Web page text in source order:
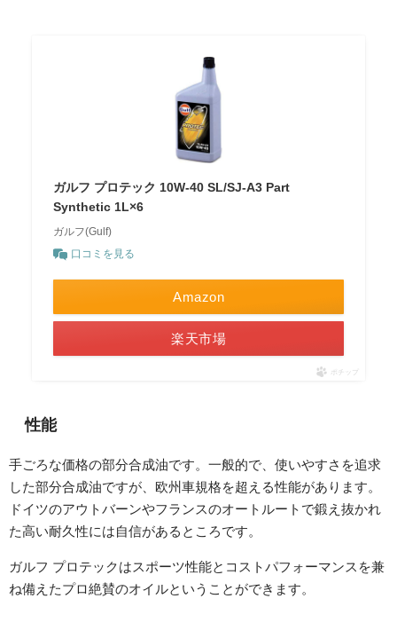
ガルフ プロテック 10W-40 SL/SJ-A3 Part
Synthetic 1L×6
ガルフ(Gulf)
口コミを見る
Amazon
楽天市場
ポチップ
性能
手ごろな価格の部分合成油です。一般的で、使いやすさを追求
した部分合成油ですが、欧州車規格を超える性能があります。
ドイツのアウトバーンやフランスのオートルートで鍛え抜かれ
た高い耐久性には自信があるところです。
ガルフ プロテックはスポーツ性能とコストパフォーマンスを兼
ね備えたプロ絶賛のオイルということができます。